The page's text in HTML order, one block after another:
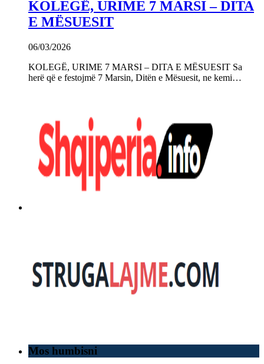
KOLEGË, URIME 7 MARSI – DITA
E MËSUESIT
06/03/2026
KOLEGË, URIME 7 MARSI – DITA E MËSUESIT Sa
herë që e festojmë 7 Marsin, Ditën e Mësuesit, ne kemi…
Mos humbisni